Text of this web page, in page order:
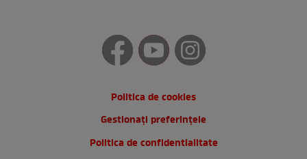
Politica de cookies
Gestionați preferințele
Politica de confidentialitate